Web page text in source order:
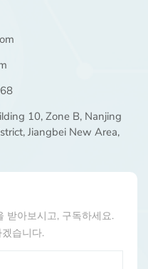
10, Zone B, Nanjing
Jiangbei New Area,
받아보시고, 구독하세요.
습니다.